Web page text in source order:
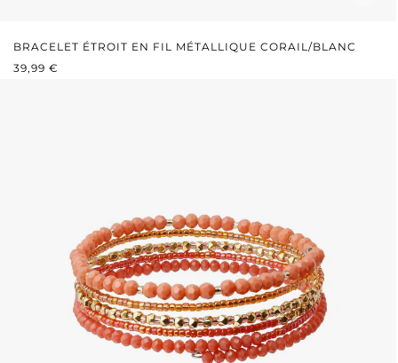
BRACELET ÉTROIT EN FIL MÉTALLIQUE CORAIL/BLANC
PRIX RÉGULIER :
39,99 €